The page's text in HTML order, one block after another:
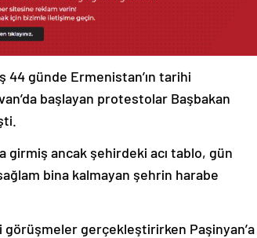
44 günde Ermenistan’ın tarihi
başlayan protestolar Başbakan
girmiş ancak şehirdeki acı tablo, gün
bina kalmayan şehrin harabe
gerçekleştirirken Paşinyan’a